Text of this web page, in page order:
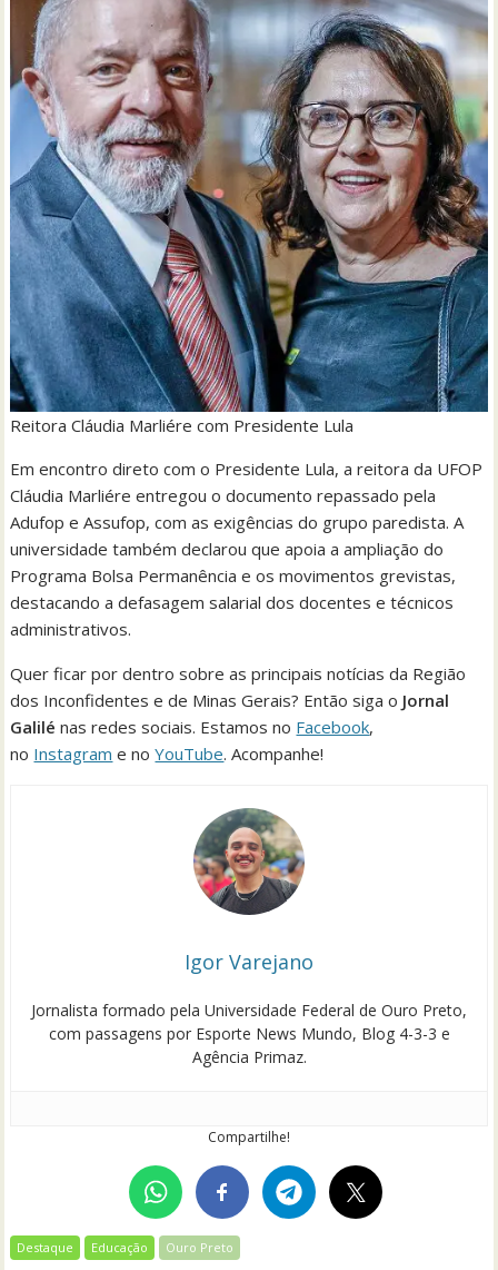
Reitora Cláudia Marliére com Presidente Lula
Em encontro direto com o Presidente Lula, a reitora da UFOP
Cláudia Marliére entregou o documento repassado pela
Adufop e Assufop, com as exigências do grupo paredista. A
universidade também declarou que apoia a ampliação do
Programa Bolsa Permanência e os movimentos grevistas,
destacando a defasagem salarial dos docentes e técnicos
administrativos.
Quer ficar por dentro sobre as principais notícias da Região
dos Inconfidentes e de Minas Gerais? Então siga o Jornal
Galilé nas redes sociais. Estamos no Facebook,
no Instagram e noYouTube. Acompanhe!
Igor Varejano
Jornalista formado pela Universidade Federal de Ouro Preto,
com passagens por Esporte News Mundo, Blog 4-3-3 e
Agência Primaz.
Compartilhe!
Destaque Educação Ouro Preto